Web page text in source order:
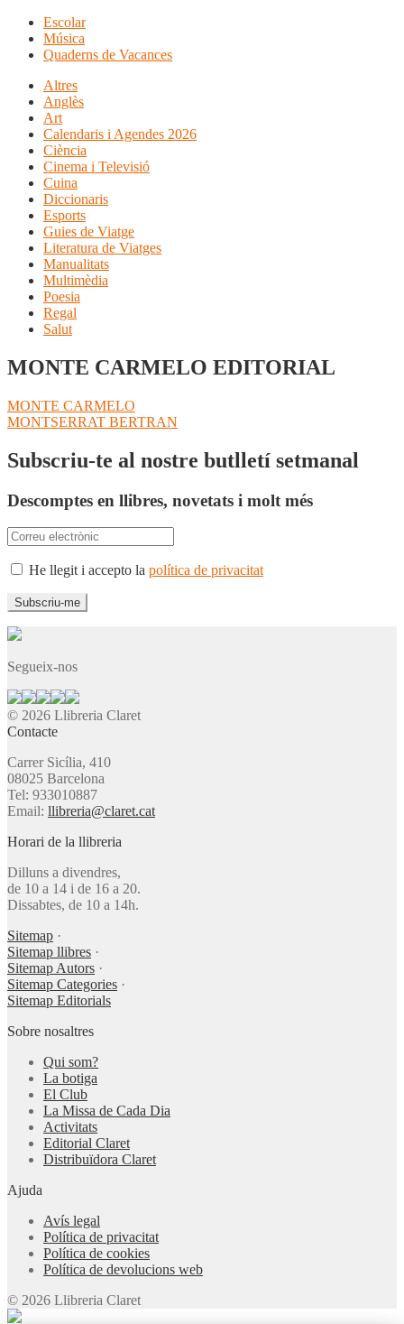
Escolar
Música
Quaderns de Vacances
Altres
Anglès
Art
Calendaris i Agendes 2026
Ciència
Cinema i Televisió
Cuina
Diccionaris
Esports
Guies de Viatge
Literatura de Viatges
Manualitats
Multimèdia
Poesia
Regal
Salut
MONTE CARMELO EDITORIAL
Navegació
d'entrades
Entrada
anterior:
MONTE CARMELO
Pròxima
MONTSERRAT BERTRAN
Subscriu-te al nostre butlletí setmanal
Descomptes en llibres, novetats i molt més
He llegit i accepto la política de privacitat
Segueix-nos
© 2026 Llibreria Claret
Contacte
Carrer Sicília, 410
08025 Barcelona
Tel: 933010887
Email: llibreria@claret.cat
Horari de la llibreria
Dilluns a divendres,
de 10 a 14 i de 16 a 20.
Dissabtes, de 10 a 14h.
Sitemap ·
Sitemap llibres ·
Sitemap Autors ·
Sitemap Categories ·
Sitemap Editorials
Sobre nosaltres
Qui som?
La botiga
El Club
La Missa de Cada Dia
Activitats
Editorial Claret
Distribuïdora Claret
Ajuda
Avís legal
Política de privacitat
Política de cookies
Política de devolucions web
© 2026 Llibreria Claret